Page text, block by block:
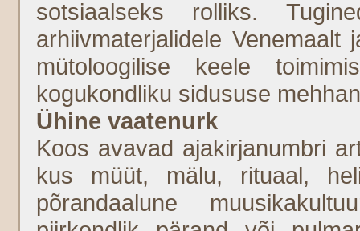
sotsiaalseks rolliks.
arhiivmaterjalidele
mütoloogilise keele
kogukondliku sidususe
Ühine vaatenurk
Koos avavad ajakirjanumbri
kus müüt, mälu, rituaal,
põrandaalune